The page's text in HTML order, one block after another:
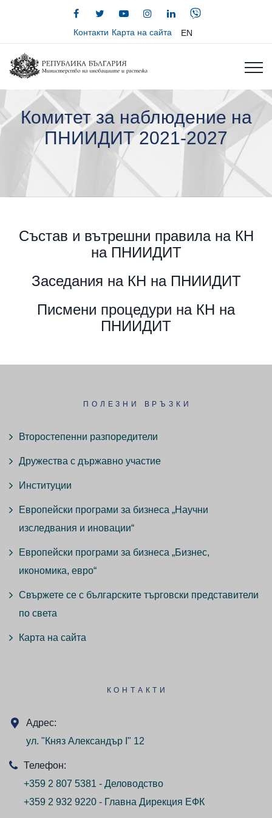
Контакти Карта на сайта EN
Комитет за наблюдение на
ПНИИДИТ 2021-2027
Състав и вътрешни правила на КН
на ПНИИДИТ
Заседания на КН на ПНИИДИТ
Писмени процедури на КН на
ПНИИДИТ
ПОЛЕЗНИ ВРЪЗКИ
Второстепенни разпоредители
Дружества с държавно участие
Институции
Европейски програми за бизнеса „Научни
изследвания и иновации“
Европейски програми за бизнеса „Бизнес,
икономика, евро“
Свържете се с българските търговски представители
по света
Карта на сайта
КОНТАКТИ
Адрес:
ул. "Княз Александър I" 12
Телефон:
+359 2 807 5381 - Деловодство
+359 2 932 9220 - Главна Дирекция ЕФК